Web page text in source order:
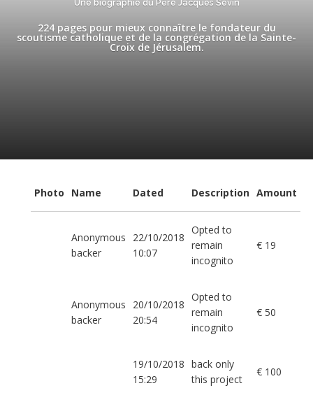
Une biographie du Père Jacques Sevin
224 pages pour mieux connaître le fondateur du
scoutisme catholique et de la congrégation de la Sainte-
Croix de Jérusalem.
Photo Name Dated Description Amount
Anonymous
backer
22/10/2018
10:07
Opted to
remain
incognito
€ 19
Anonymous
backer
20/10/2018
20:54
Opted to
remain
incognito
€ 50
19/10/2018
15:29
back only
this project
€ 100